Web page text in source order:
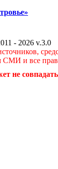
- 2026 v.3.0
и все
не